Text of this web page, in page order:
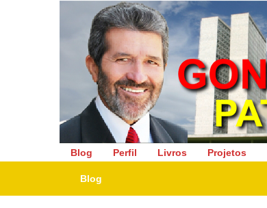
Deputado Federal
Blog Perfil Livros Projetos
Blog